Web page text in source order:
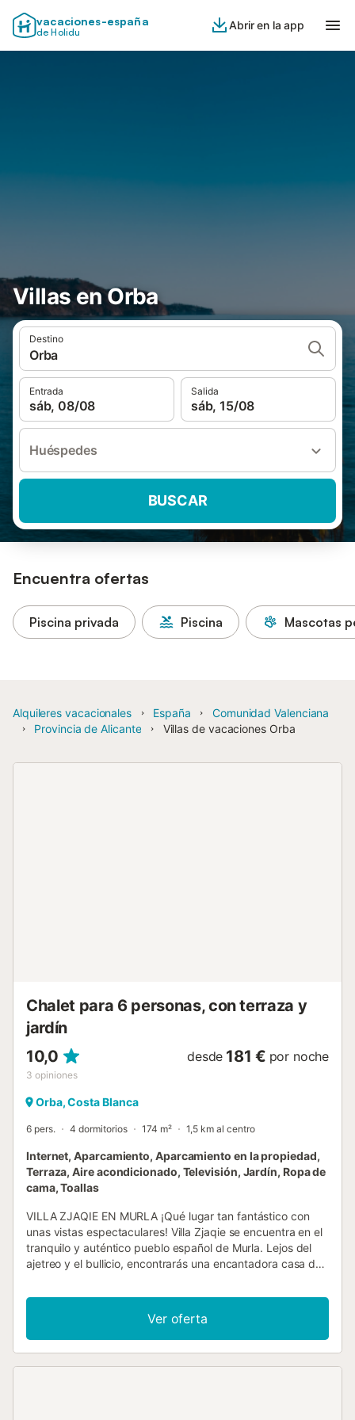
vacaciones-españa
de Holidu
Abrir en la app
Villas en Orba
Destino
Orba
Entrada
sáb, 08/08
Salida
sáb, 15/08
Huéspedes
BUSCAR
Encuentra ofertas
Piscina privada Piscina Mascotas
Alquileres vacacionales España
Comunidad Valenciana
Provincia de Alicante
Villas de vacaciones Orba
Chalet para 6 personas, con terraza y
jardín
10,0
3 opiniones
desde 181 € por noche
Orba, Costa Blanca
6 pers. 4 dormitorios 174 m² 1,5 km al centro
Internet, Aparcamiento, Aparcamiento en la propiedad,
Terraza, Aire acondicionado, Televisión, Jardín, Ropa de
cama, Toallas
VILLA ZJAQIE EN MURLA ¡Qué lugar tan fantástico con
unas vistas espectaculares! Villa Zjaqie se encuentra en el
tranquilo y auténtico pueblo español de Murla. Lejos del
ajetreo y el bullicio, encontrarás una encantadora casa de
plenamente de la paz y la vida al aire libre. Los
propietarios holandeses han amueblado la villa con buen
gusto y la casa está equipada con todas las comodidades.
El pueblo de Murla se encuentra en un entorno pintoresco,
Ver oferta